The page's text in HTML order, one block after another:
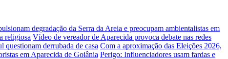
degradação da Serra da Areia e preocupam ambientalistas em
religiosa Vídeo de vereador de Aparecida provoca debate nas redes
derrubada de casa Com a aproximação das Eleições 2026,
em Aparecida de Goiânia Perigo: Influenciadores usam fardas e